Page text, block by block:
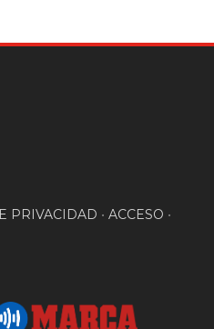
PRIVACIDAD • ACCESO •